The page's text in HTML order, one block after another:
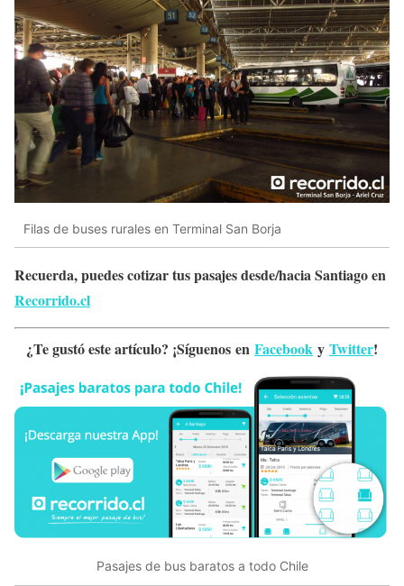
Filas de buses rurales en Terminal San Borja
Recuerda, puedes cotizar tus pasajes desde/hacia Santiago en
Recorrido.cl
¿Te gustó este artículo? ¡Síguenos en Facebook y Twitter!
Pasajes de bus baratos a todo Chile